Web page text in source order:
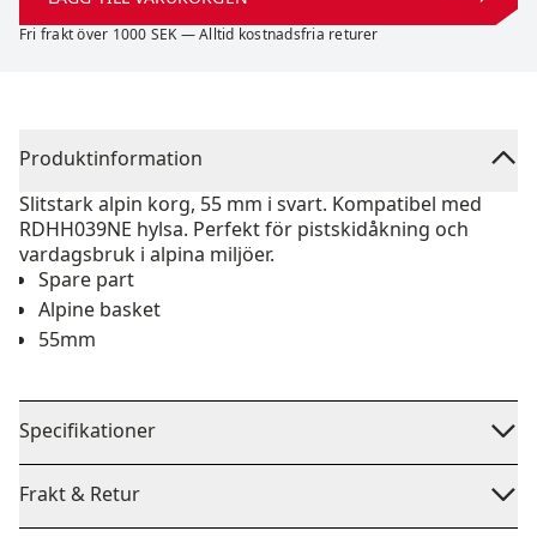
Fri frakt över 1000 SEK — Alltid kostnadsfria returer
Produktinformation
Slitstark alpin korg, 55 mm i svart. Kompatibel med
RDHH039NE hylsa. Perfekt för pistskidåkning och
vardagsbruk i alpina miljöer.
Spare part
Alpine basket
55mm
Specifikationer
Frakt & Retur